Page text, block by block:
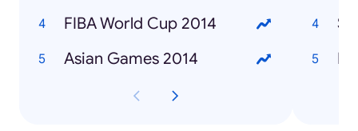
FIBA World Cup 2014
Asian Games 2014